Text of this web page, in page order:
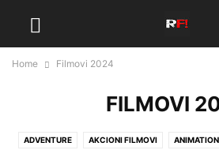
Home Filmovi 2024
FILMOVI
ADVENTURE AKCIONI FILMOVI ANIMATION